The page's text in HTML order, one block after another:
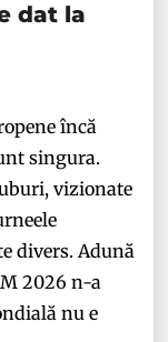
dat la
încă
singura.
vizionate
divers. Adună
2026 n-a
nu e